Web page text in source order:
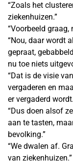
“Zoals het
ziekenhuizen.”
“Voorbeeld graag,
“Nou, daar wordt
gepraat,
nu toe niets
“Dat is de visie
vergaderen en
er vergaderd
“Dus doen alsof
aan te tasten,
bevolking.”
“We dwalen af.
van ziekenhuizen.”